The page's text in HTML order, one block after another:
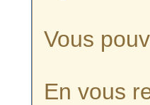
Vous
En vous